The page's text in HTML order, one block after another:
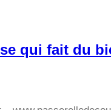
qui fait du